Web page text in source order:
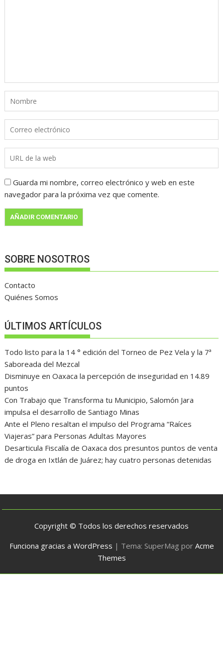
Guarda mi nombre, correo electrónico y web en este
navegador para la próxima vez que comente.
SOBRE NOSOTROS
Contacto
Quiénes Somos
ÚLTIMOS ARTÍCULOS
Todo listo para la 14 ° edición del Torneo de Pez Vela y la 7ª
Saboreada del Mezcal
Disminuye en Oaxaca la percepción de inseguridad en 14.89
puntos
Con Trabajo que Transforma tu Municipio, Salomón Jara
impulsa el desarrollo de Santiago Minas
Ante el Pleno resaltan el impulso del Programa “Raíces
Viajeras” para Personas Adultas Mayores
Desarticula Fiscalía de Oaxaca dos presuntos puntos de venta
de droga en Ixtlán de Juárez; hay cuatro personas detenidas
Copyright © Todos los derechos reservados
Funciona gracias a WordPress | Tema: SuperMag por Acme
Themes